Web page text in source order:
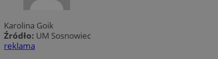
Karolina Goik
Źródło: UM Sosnowiec
reklama